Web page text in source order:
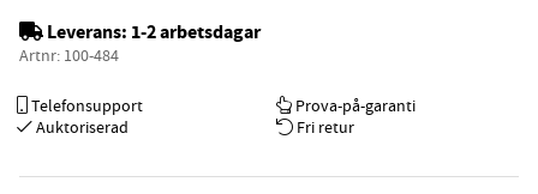
Leverans: 1-2 arbetsdagar
Artnr: 100-484
Telefonsupport
Prova-på-garanti
Auktoriserad
Fri retur